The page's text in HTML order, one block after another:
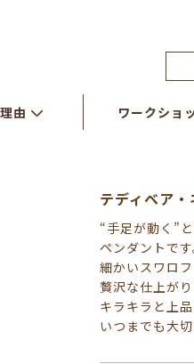
由 ワークショ
テディベア
“手足が動く”
ペンダントで
細かいスワロ
贅沢な仕上が
キラキラと上
いつまでも大